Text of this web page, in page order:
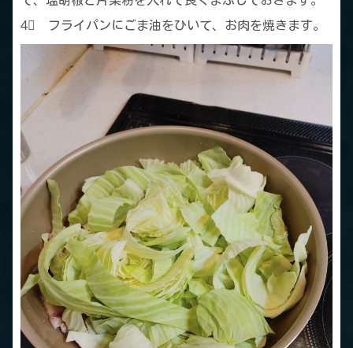
4⃣ フライパンにごま油をひいて、お肉を焼きます。